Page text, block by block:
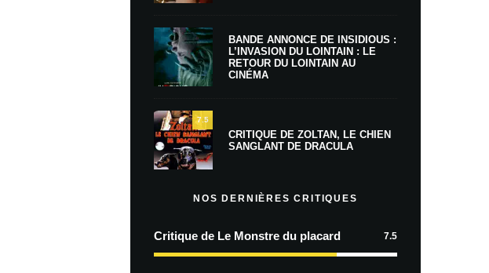
BANDE ANNONCE DE INSIDIOUS :
L’INVASION DU LOINTAIN : LE
RETOUR DU LOINTAIN AU
CINÉMA
7.5
CRITIQUE DE ZOLTAN, LE CHIEN
SANGLANT DE DRACULA
NOS DERNIÈRES CRITIQUES
Critique de Le Monstre du placard 7.5